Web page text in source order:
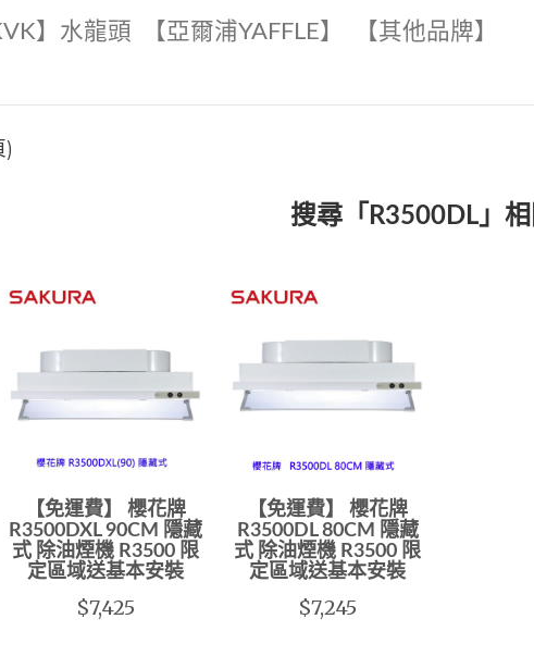
】水龍頭️ 【亞爾浦YAFFLE】 ️【其他品牌】️
)
搜尋「R3500DL」
【免運費】 櫻花牌
R3500DXL 90CM 隱藏
式 除油煙機 R3500 限
定區域送基本安裝
$7,425
【免運費】 櫻花牌
R3500DL 80CM 隱藏
式 除油煙機 R3500 限
定區域送基本安裝
$7,245